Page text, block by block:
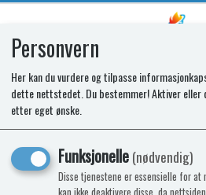
SSS COVER BACK
Personvern
Her kan du vurdere og tilpasse
dette nettstedet. Du bestemmer! Aktiver
etter eget ønske.
Funksjonelle(nødvendig)
Disse tjenestene er essensielle for